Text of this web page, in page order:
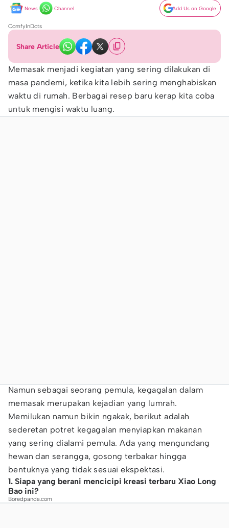
News Channel Add Us on Google
ComfyInDots
Share Article
Memasak menjadi kegiatan yang sering dilakukan di
masa pandemi, ketika kita lebih sering menghabiskan
waktu di rumah. Berbagai resep baru kerap kita coba
untuk mengisi waktu luang.
Namun sebagai seorang pemula, kegagalan dalam
memasak merupakan kejadian yang lumrah.
Memilukan namun bikin ngakak, berikut adalah
sederetan potret kegagalan menyiapkan makanan
yang sering dialami pemula. Ada yang mengundang
hewan dan serangga, gosong terbakar hingga
bentuknya yang tidak sesuai ekspektasi.
1. Siapa yang berani mencicipi kreasi terbaru Xiao Long
Bao ini?
Boredpanda.com